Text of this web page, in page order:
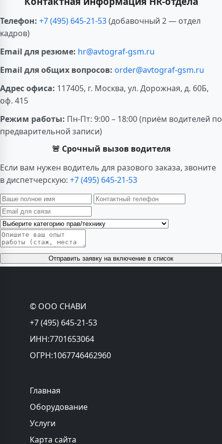
Телефон: +7 (495) 645-21-53(добавочный 2 — отдел
кадров)
Email для резюме: hr@avtograf-gsm.ru
Email для общих вопросов: order@avtograf-gsm.ru
Адрес офиса: 117405, г. Москва, ул. Дорожная, д. 60Б,
оф. 415
Режим работы: Пн-Пт: 9:00 – 18:00 (приём водителей по
предварительной записи)
🚨 Срочный вызов водителя
Если вам нужен водитель для разового заказа, звоните
в диспетчерскую: +7 (495) 645-21-53
Отправить заявку на включение в список
© ООО СНАВИ
+7 (495) 645-21-53
ИНН:7701653064
ОГРН:1067746462960
Главная
Оборудование
Услуги
Карта сайта